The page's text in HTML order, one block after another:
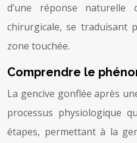
d’une réponse naturelle
chirurgicale, se traduisant
zone touchée.
Comprendre le
La gencive gonflée après
processus physiologique
étapes, permettant à la